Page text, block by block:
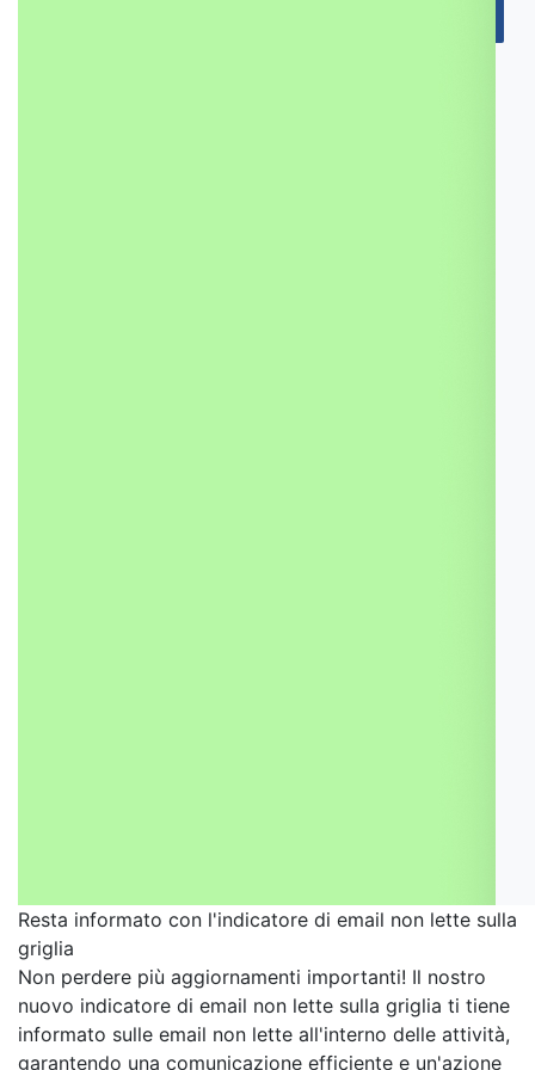
Resta informato con l'indicatore di email non lette sulla
griglia
Non perdere più aggiornamenti importanti! Il nostro
nuovo indicatore di email non lette sulla griglia ti tiene
informato sulle email non lette all'interno delle attività,
garantendo una comunicazione efficiente e un'azione